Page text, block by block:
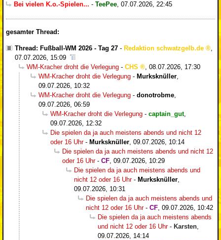
Bei vielen K.o.-Spielen... - TeePee, 07.07.2026, 22:45
gesamter Thread:
Thread: Fußball-WM 2026 - Tag 27 - Redaktion schwatzgelb.de
07.07.2026, 15:09
WM-Kracher droht die Verlegung - CHS
08.07.2026, 17:30
WM-Kracher droht die Verlegung - Murksknüller
09.07.2026, 10:32
WM-Kracher droht die Verlegung - donotrobme
09.07.2026, 06:59
WM-Kracher droht die Verlegung - captain_gut,
09.07.2026, 12:32
Die spielen da ja auch meistens abends und nicht 12
oder 16 Uhr- Murksknüller 09.07.2026, 10:14
Die spielen da ja auch meistens abends und nicht 12
oder 16 Uhr- CF 09.07.2026, 10:29
Die spielen da ja auch meistens abends und
nicht 12 oder 16 Uhr- Murksknüller
09.07.2026, 10:31
Die spielen da ja auch meistens abends und
nicht 12 oder 16 Uhr- CF 09.07.2026, 10:42
Die spielen da ja auch meistens abends
und nicht 12 oder 16 Uhr- Karsten
09.07.2026, 14:14